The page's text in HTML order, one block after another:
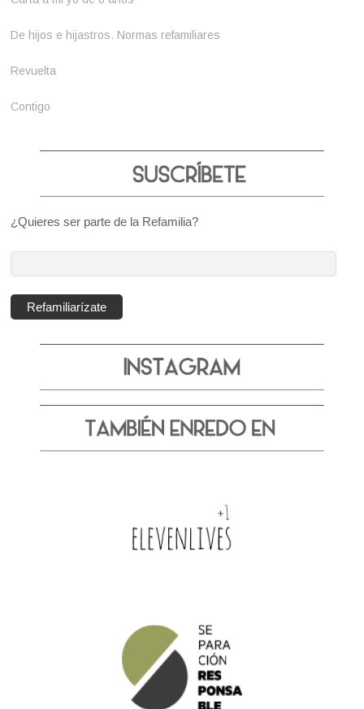
De hijos e hijastros. Normas refamiliares
Revuelta
Contigo
¿Quieres ser parte de la Refamilia?
correo
electrónico:
Refamiliarízate